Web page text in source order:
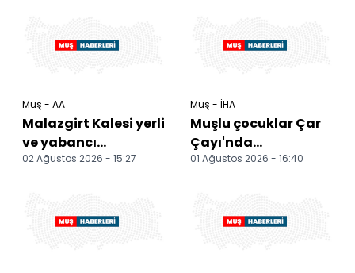
Muş - AA
Malazgirt Kalesi yerli
ve yabancı
ziyaretçileri ağırlıyor
02 Ağustos 2026 - 15:27
Muş - İHA
Muşlu çocuklar Çar
Çayı'nda
oluşturdukları
01 Ağustos 2026 - 16:40